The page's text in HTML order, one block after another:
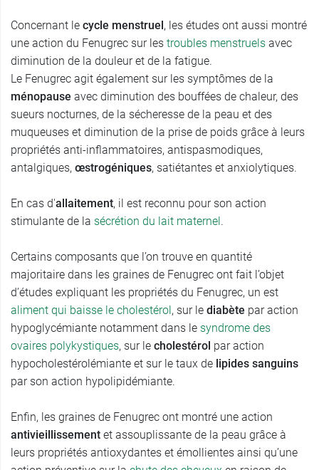
Concernant le cycle menstruel , les études ont aussi montré
une action du Fenugrec sur les troubles menstruels avec
diminution de la douleur et de la fatigue.
Le Fenugrec agit également sur les symptômes de la
ménopause avec diminution des bouffées de chaleur, des
sueurs nocturnes, de la sécheresse de la peau et des
muqueuses et diminution de la prise de poids grâce à leurs
propriétés anti-inflammatoires, antispasmodiques,
antalgiques, œstrogéniques, satiétantes et anxiolytiques.
En cas d'allaitement, il est reconnu pour son action
stimulante de la sécrétion du lait maternel .
Certains composants que l’on trouve en quantité
majoritaire dans les graines de Fenugrec ont fait l’objet
d’études expliquant les propriétés du Fenugrec, un est
aliment qui baisse le cholestérol , sur le diabète par action
hypoglycémiante notamment dans le syndrome des
ovaires polykystiques, sur le cholestérol par action
hypocholestérolémiante et sur le taux de lipides sanguins
par son action hypolipidémiante.
Enfin, les graines de Fenugrec ont montré une action
antivieillissement et assouplissante de la peau grâce à
leurs propriétés antioxydantes et émollientes ainsi qu’une